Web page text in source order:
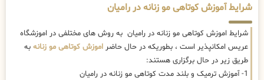
شرایط آموزش کوتاهی مو زنانه در رامیان
شرایط اموزش کوتاهی مو زنانه در رامیان به روش های مختلفی در اموزشگاه
عریس امکانپذیر است ، بطوریکه در حال حاضر اموزش کوتاهی مو زنانه به
طریق زیر در حال برگزاری هستند:
1- آموزش ترمیک و بلند مدت کوتاهی مو زنانه در رامیان